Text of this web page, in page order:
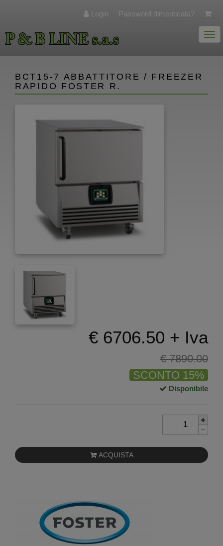
Login Password dimenticata?
BCT15-7 ABBATTITORE / FREEZER
RAPIDO FOSTER R.
€ 6706.50 + Iva
€ 7890.00
SCONTO 15%
Disponibile
ACQUISTA